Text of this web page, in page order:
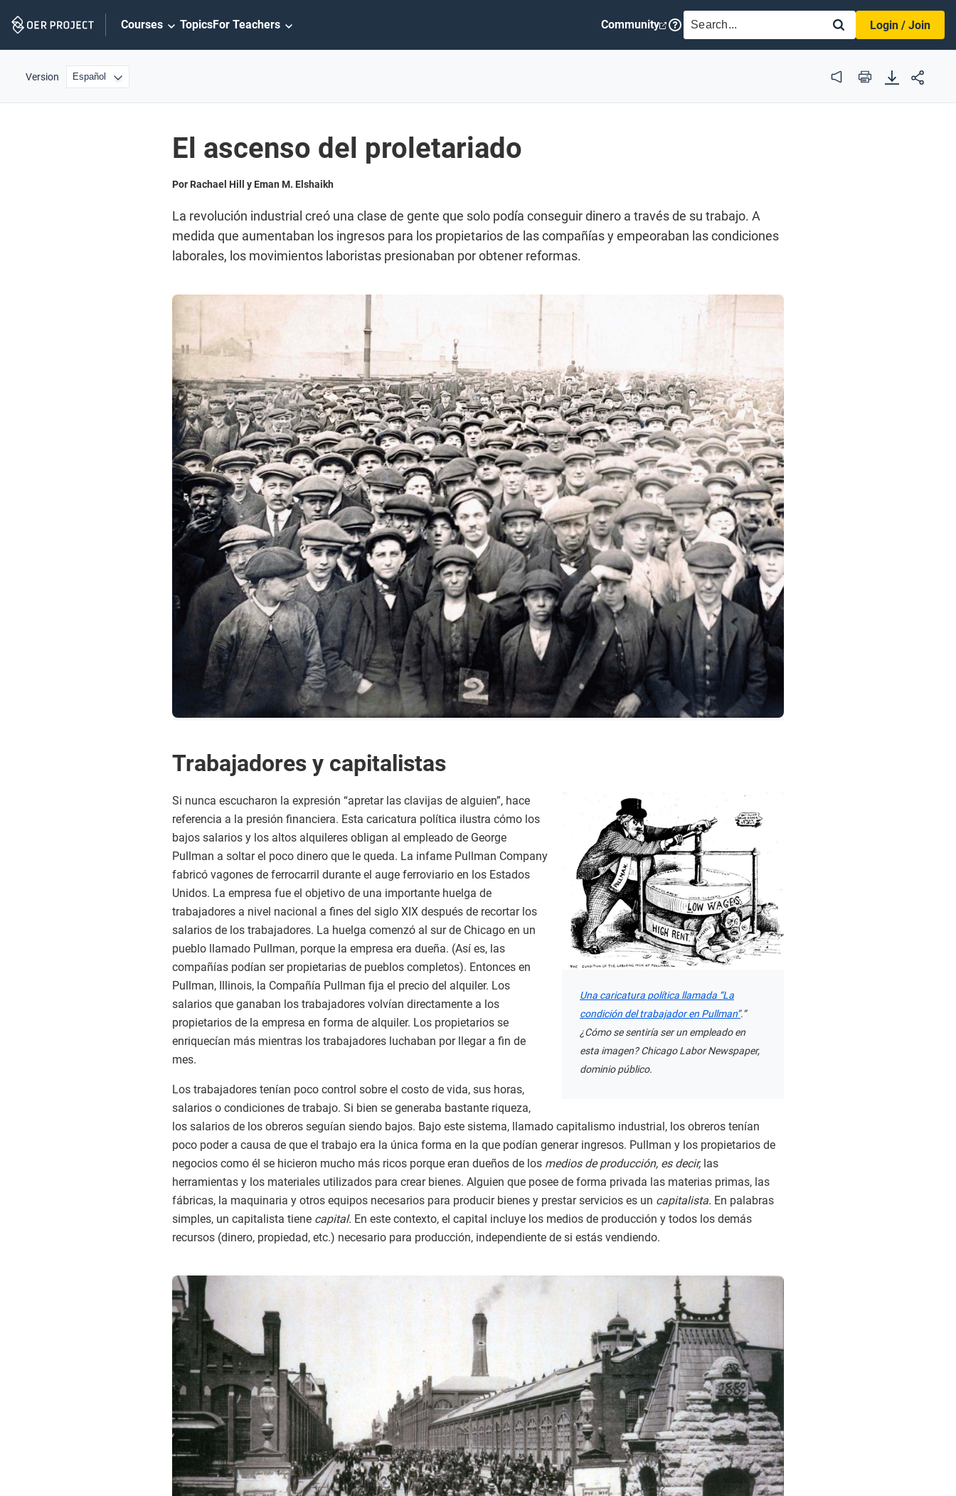
Navigation
Courses TopicsFor Teachers Community SEARCH
Login / Join
Version Audio Print
El ascenso del proletariado
Por Rachael Hill y Eman M. Elshaikh
La revolución industrial creó una clase de gente que solo podía conseguir dinero a través de su trabajo. A
medida que aumentaban los ingresos para los propietarios de las compañías y empeoraban las condiciones
laborales, los movimientos laboristas presionaban por obtener reformas.
Trabajadores y capitalistas
Una caricatura política llamada “La
condición del trabajador en Pullman”.”
¿Cómo se sentiría ser un empleado en
esta imagen? Chicago Labor Newspaper,
dominio público.
Si nunca escucharon la expresión “apretar las clavijas de alguien”, hace
referencia a la presión financiera. Esta caricatura política ilustra cómo los
bajos salarios y los altos alquileres obligan al empleado de George
Pullman a soltar el poco dinero que le queda. La infame Pullman Company
fabricó vagones de ferrocarril durante el auge ferroviario en los Estados
Unidos. La empresa fue el objetivo de una importante huelga de
trabajadores a nivel nacional a fines del siglo XIX después de recortar los
salarios de los trabajadores. La huelga comenzó al sur de Chicago en un
pueblo llamado Pullman, porque la empresa era dueña. (Así es, las
compañías podían ser propietarias de pueblos completos). Entonces en
Pullman, Illinois, la Compañía Pullman fija el precio del alquiler. Los
salarios que ganaban los trabajadores volvían directamente a los
propietarios de la empresa en forma de alquiler. Los propietarios se
enriquecían más mientras los trabajadores luchaban por llegar a fin de
mes.
Los trabajadores tenían poco control sobre el costo de vida, sus horas,
salarios o condiciones de trabajo. Si bien se generaba bastante riqueza,
los salarios de los obreros seguían siendo bajos. Bajo este sistema, llamado capitalismo industrial, los obreros tenían
poco poder a causa de que el trabajo era la única forma en la que podían generar ingresos. Pullman y los propietarios de
negocios como él se hicieron mucho más ricos porque eran dueños de los medios de producción, es decir,las
herramientas y los materiales utilizados para crear bienes. Alguien que posee de forma privada las materias primas, las
fábricas, la maquinaria y otros equipos necesarios para producir bienes y prestar servicios es un capitalista. En palabras
simples, un capitalista tiene capital. En este contexto, el capital incluye los medios de producción y todos los demás
recursos (dinero, propiedad, etc.) necesario para producción, independiente de si estás vendiendo.